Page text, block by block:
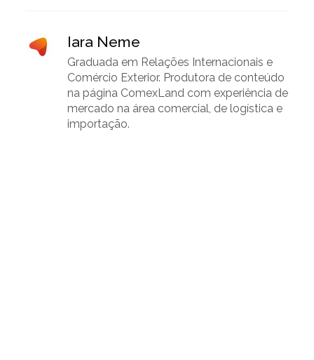
Iara Neme
Graduada em Relações Internacionais e
Comércio Exterior. Produtora de conteúdo
na página ComexLand com experiência de
mercado na área comercial, de logística e
importação.